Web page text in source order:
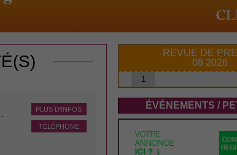
PLUS D'INFOS
TÉLÉPHONE
-
REVUE DE
08 2026
1
ÉVÉNEMENTS /